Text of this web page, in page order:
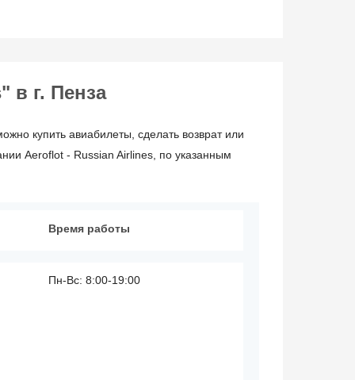
в г. Пенза
купить авиабилеты, сделать возврат или
Aeroflot - Russian Airlines, по указанным
Время работы
Пн-Вс: 8:00-19:00